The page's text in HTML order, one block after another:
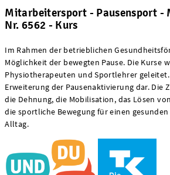
Mitarbeitersport - Pausensport -
Nr. 6562 - Kurs
Im Rahmen der betrieblichen
Möglichkeit der bewegten Pause. Die Kurse
Physiotherapeuten und Sportlehrer
Erweiterung der Pausenaktivierung dar. Die
die Dehnung, die Mobilisation, das Lösen
die sportliche Bewegung für einen
Alltag.